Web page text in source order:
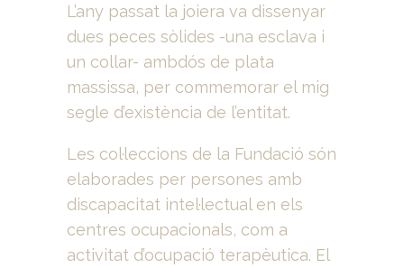
L’any passat la joiera va dissenyar
dues peces sòlides -una esclava i
un collar- ambdós de plata
massissa, per commemorar el mig
segle d’existència de l’entitat.
Les col·leccions de la Fundació són
elaborades per persones amb
discapacitat intel·lectual en els
centres ocupacionals, com a
activitat d’ocupació terapèutica. El